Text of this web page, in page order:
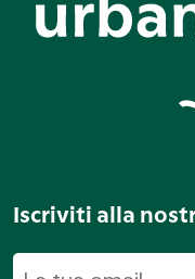
Iscriviti alla